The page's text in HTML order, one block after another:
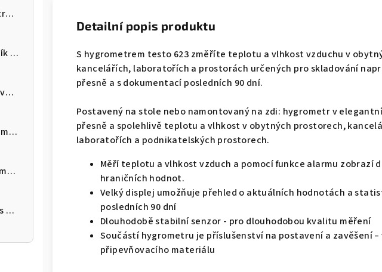
testo 110 Food - Univerzální přístroj pro měření teploty s připojením k aplikaci
testo 174 T - Miniaturní záznamník teploty s USB-C a softwarem pro PC
testo 514 - Detektor úniku chladiva s ohebnou sondou
testo 174 H BT - Miniaturní záznamník pro měření teploty a vlhkosti s Bluetooth a připojením k aplikaci
testo 860i - Bezdrátová termokamera pro chytré telefony
testo 513 - Detektor úniku plynu s ohebnou sondou
Detailní popis produktu
S hygrometrem testo 623 změříte teplotu a vlhkost vzduchu v
kancelářích, laboratořích a prostorách určených pro skladování
přesně a s dokumentací posledních 90 dní.
Postavený na stole nebo namontovaný na zdi: hygrometr v
přesně a spolehlivě teplotu a vlhkost v obytných prostorech,
laboratořích a podnikatelských prostorech.
Měří teplotu a vlhkost vzduch a pomocí funkce alarmu zobrazí
hraničních hodnot.
Velký displej umožňuje přehled o aktuálních hodnotách a
posledních 90 dní
Dlouhodobě stabilní senzor - pro dlouhodobou kvalitu měření
Součástí hygrometru je příslušenství na postavení a zavěšení
připevňovacího materiálu